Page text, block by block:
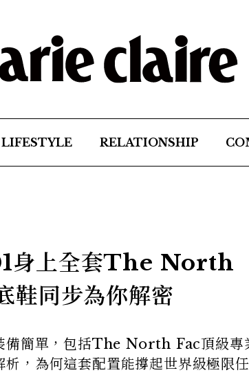
LIFESTYLE RELATIONSHIP
身上全套The North
鞋同步為你解密
簡單，包括The North Fac頂級專
，為何這套配置能撐起世界級極限